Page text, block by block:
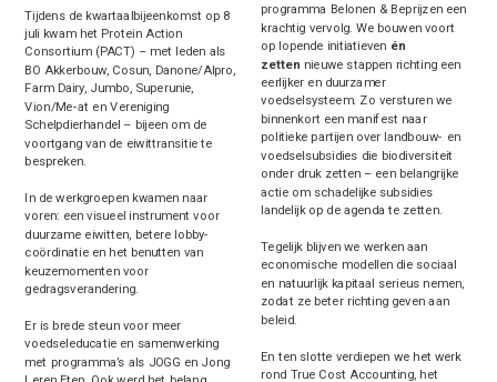
Tijdens de kwartaalbijeenkomst op 8
juli kwam het Protein Action
Consortium (PACT) – met leden als
BO Akkerbouw, Cosun, Danone/Alpro,
Farm Dairy, Jumbo, Superunie,
Vion/Me-at en Vereniging
Schelpdierhandel – bijeen om de
voortgang van de eiwittransitie te
bespreken.
In de werkgroepen kwamen naar
voren: een visueel instrument voor
duurzame eiwitten, betere lobby-
coördinatie en het benutten van
keuzemomenten voor
gedragsverandering.
Er is brede steun voor meer
voedseleducatie en samenwerking
met programma’s als JOGG en Jong
programma Belonen & Beprijzen een
krachtig vervolg. We bouwen voort
op lopende initiatieven én
zetten nieuwe stappen richting een
eerlijker en duurzamer
voedselsysteem. Zo versturen we
binnenkort een manifest naar
politieke partijen over landbouw- en
voedselsubsidies die biodiversiteit
onder druk zetten – een belangrijke
actie om schadelijke subsidies
landelijk op de agenda te zetten.
Tegelijk blijven we werken aan
economische modellen die sociaal
en natuurlijk kapitaal serieus nemen,
zodat ze beter richting geven aan
beleid.
En ten slotte verdiepen we het werk
rond True Cost Accounting, het